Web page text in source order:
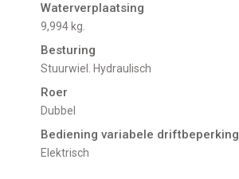
Waterverplaatsing
9,994 kg.
Besturing
Stuurwiel. Hydraulisch
Roer
Dubbel
Bediening variabele driftbeperking
Elektrisch